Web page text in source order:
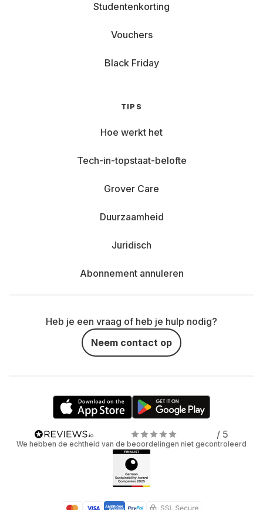
Studentenkorting
Vouchers
Black Friday
TIPS
Hoe werkt het
Tech-in-topstaat-belofte
Grover Care
Duurzaamheid
Juridisch
Abonnement annuleren
Heb je een vraag of heb je hulp nodig?
Neem contact op
/ 5
We hebben de echtheid van de beoordelingen niet gecontroleerd